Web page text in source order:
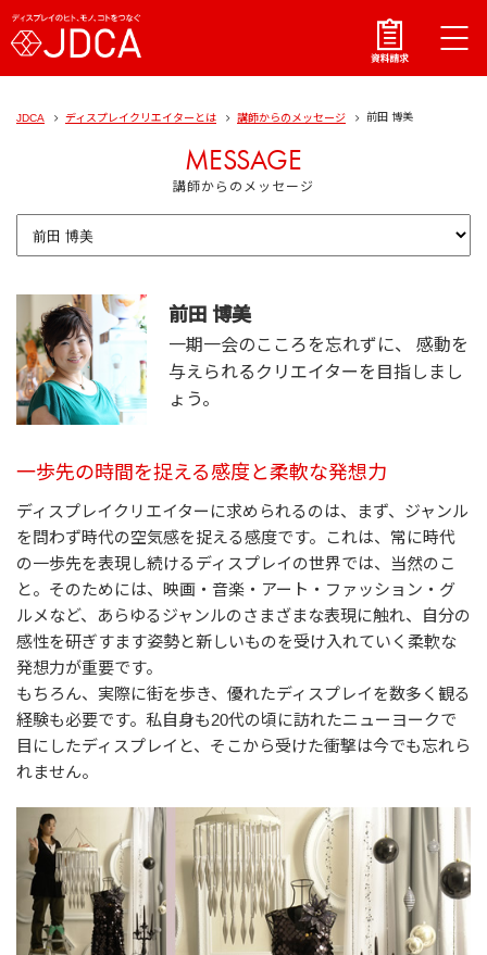
JDCA ディスプレイクリエイターとは 講師からのメッセージ 前田 博美
MESSAGE
講師からのメッセージ
前田 博美
一期一会のこころを忘れずに、 感動を
与えられるクリエイターを目指しまし
ょう。
一歩先の時間を捉える感度と柔軟な発想力
ディスプレイクリエイターに求められるのは、まず、ジャンル
を問わず時代の空気感を捉える感度です。これは、常に時代
の一歩先を表現し続けるディスプレイの世界では、当然のこ
と。そのためには、映画・音楽・アート・ファッション・グ
ルメなど、あらゆるジャンルのさまざまな表現に触れ、自分の
感性を研ぎすます姿勢と新しいものを受け入れていく柔軟な
発想力が重要です。
もちろん、実際に街を歩き、優れたディスプレイを数多く観る
経験も必要です。私自身も20代の頃に訪れたニューヨークで
目にしたディスプレイと、そこから受けた衝撃は今でも忘れら
れません。